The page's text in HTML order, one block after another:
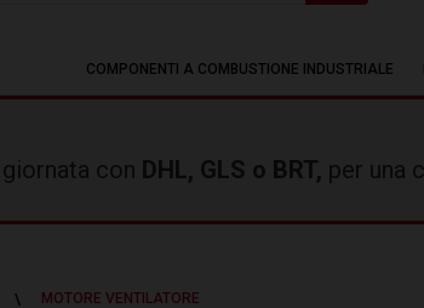
COMPONENTI A COMBUSTIONE INDUSTRIALE
con DHL, GLS o BRT, per una
MOTORE VENTILATORE